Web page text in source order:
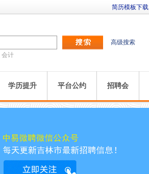
简历模板下载
高级搜索
会计
学历提升 平台公约 招聘会